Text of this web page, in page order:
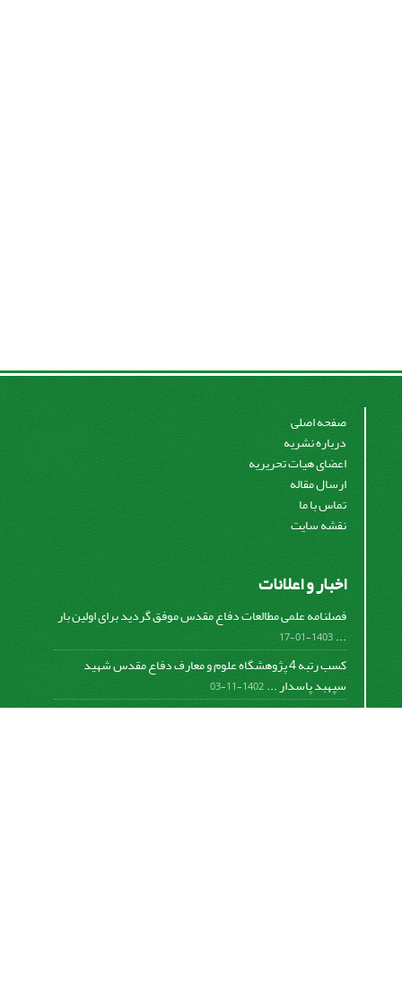
صفحه اصلی
درباره نشریه
اعضای هیات تحریریه
ارسال مقاله
تماس با ما
نقشه سایت
اخبار و اعلانات
فصلنامه علمی مطالعات دفاع مقدس موفق گردید برای اولین بار
...
1403-01-17
کسب رتبه 4 پژوهشگاه علوم و معارف دفاع مقدس شهید
سپهبد پاسدار ...1402-11-03
کسب افتخار فصلنامه علمی مطالعات دفاع مقدس در دومین